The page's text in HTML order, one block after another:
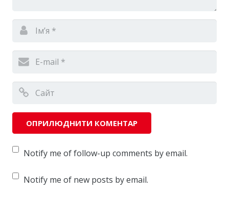
Notify me of follow-up comments by email.
Notify me of new posts by email.